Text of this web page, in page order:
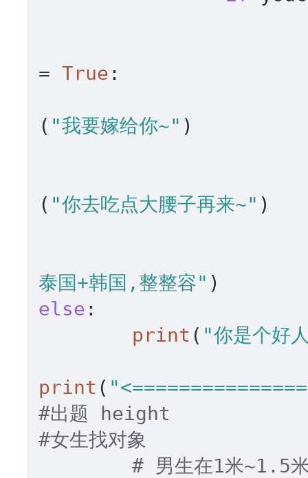
= True :
( "我要嫁给你~" )
( "你去吃点大腰子再来~" )
泰国+韩国,整整容"
else :
print ( "你是个好
print (
#出题 height
#女生找对象
# 男生在1米~1.5